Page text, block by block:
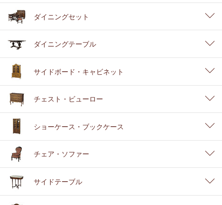
ダイニングセット
ダイニングテーブル
サイドボード・キャビネット
チェスト・ビューロー
ショーケース・ブックケース
チェア・ソファー
サイドテーブル